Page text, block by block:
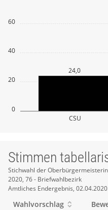
0
20
40
60
CSU
24,0
Stimmen
Stimmen
tabellarisch
Stichwahl der
2020, 76 - Briefwahlbezirk
Amtliches Endergebnis,
Wahlvorschlag